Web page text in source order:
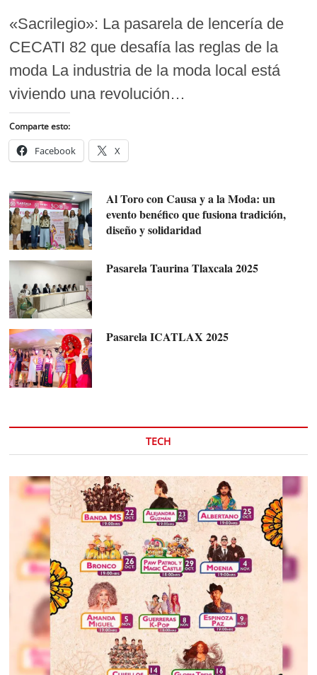
«Sacrilegio»: La pasarela de lencería de
CECATI 82 que desafía las reglas de la
moda La industria de la moda local está
viviendo una revolución…
Comparte esto:
Facebook X
Al Toro con Causa y a la Moda: un
evento benéfico que fusiona tradición,
diseño y solidaridad
Pasarela Taurina Tlaxcala 2025
Pasarela ICATLAX 2025
TECH